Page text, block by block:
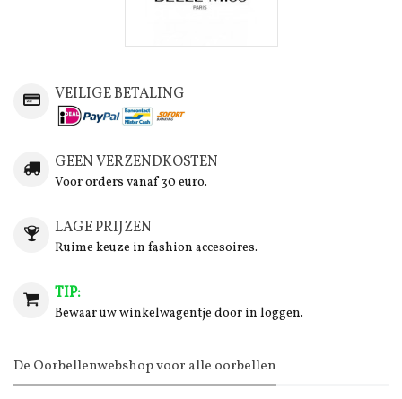
VEILIGE BETALING
GEEN VERZENDKOSTEN
Voor orders vanaf 30 euro.
LAGE PRIJZEN
Ruime keuze in fashion accesoires.
TIP:
Bewaar uw winkelwagentje door in loggen.
De Oorbellenwebshop voor alle oorbellen